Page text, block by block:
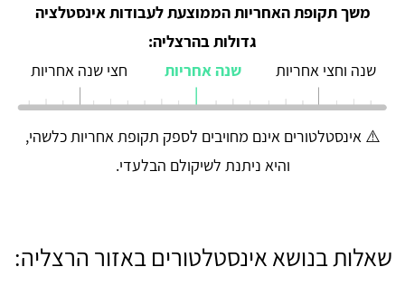
משך תקופת האחריות הממוצעת לעבודות אינסטלציה
גדולות בהרצליה:
שנה וחצי אחריות
שנה אחריות חצי שנה אחריות
⚠️ אינסטלטורים אינם מחויבים לספק תקופת אחריות כלשהי,
והיא ניתנת לשיקולם הבלעדי.
שאלות בנושא אינסטלטורים באזור הרצליה: